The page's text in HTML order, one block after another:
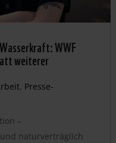
WWF
weiterer
, Presse-
–
naturverträglich